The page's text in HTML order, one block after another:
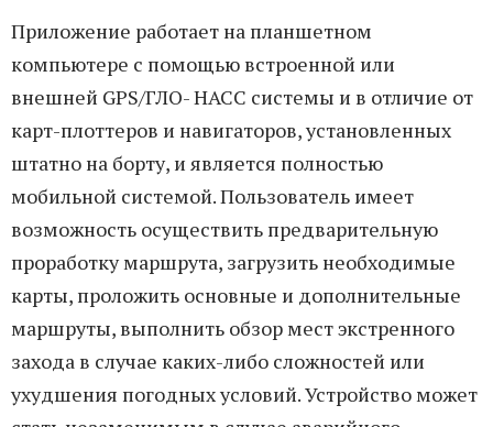
Приложение работает на планшетном
компьютере с помощью встроенной или
внешней GPS/ГЛО- НАСС системы и в отличие от
карт-плоттеров и навигаторов, установленных
штатно на борту, и является полностью
мобильной системой. Пользователь имеет
возможность осуществить предварительную
проработку маршрута, загрузить необходимые
карты, проложить основные и дополнительные
маршруты, выполнить обзор мест экстренного
захода в случае каких-либо сложностей или
ухудшения погодных условий. Устройство может